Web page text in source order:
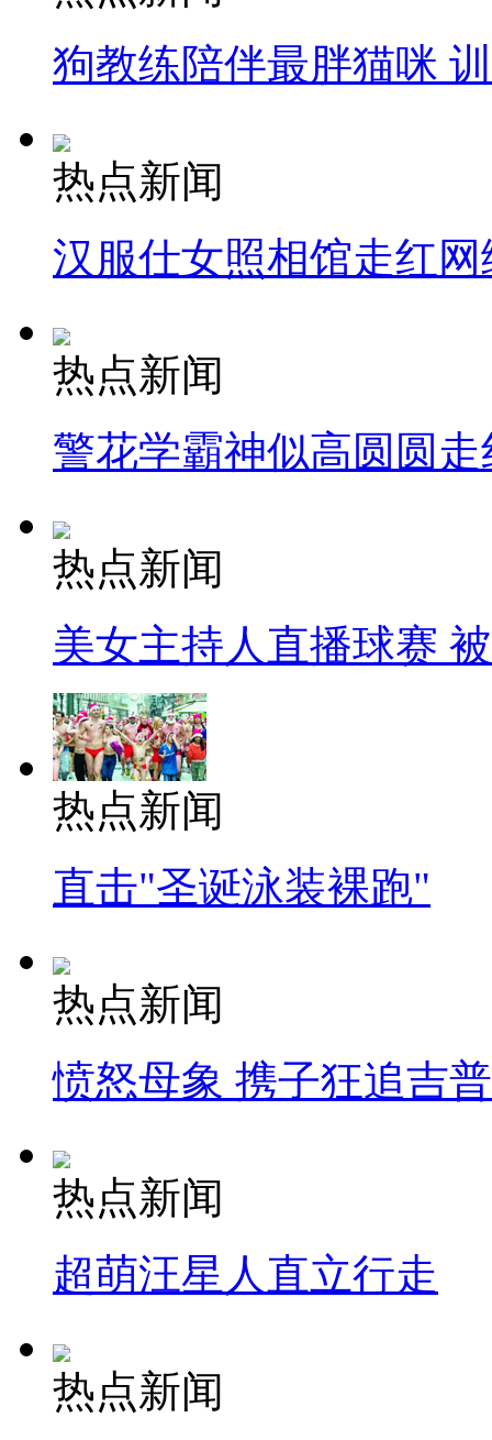
狗教练陪伴最胖猫咪
热点新闻
汉服仕女照相馆走红网
热点新闻
警花学霸神似高圆圆走
热点新闻
美女主持人直播球赛
热点新闻
直击"圣诞泳装裸跑"
热点新闻
愤怒母象 携子狂追吉
热点新闻
超萌汪星人直立行走
热点新闻